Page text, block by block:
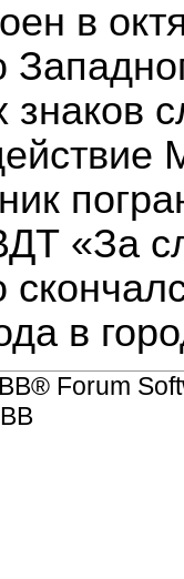
в
знаков
«За
в
® Forum